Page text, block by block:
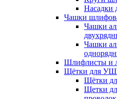
Чашки
Чашки
Чашки
Шлифлисты и
Щётки для
Щётки
Щетки